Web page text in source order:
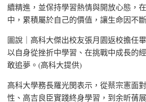
續精進，並保持學習熱情與開放心態，
中，累積屬於自己的價值，讓生命因不
圖說｜高科大傑出校友張月園返校擔任
以自身從挫折中學習、在挑戰中成長的
敢追夢。(高科大提供)
高科大學務長羅光閔表示，從蔡宗憲面
性、高吉良臣實踐終身學習，到余昕蒨